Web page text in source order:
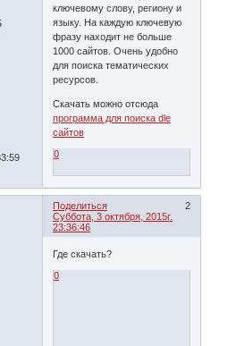
ключевому слову, региону и
языку. На каждую ключевую
фразу находит не больше
1000 сайтов. Очень удобно
для поиска тематических
ресурсов.
Скачать можно отсюда
программа для поиска dle
сайтов
0
Поделиться
2
Суббота, 3 октября, 2015г.
23:36:46
Где скачать?
0